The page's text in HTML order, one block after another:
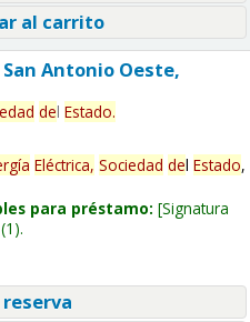
al carrito
Antonio Oeste,
del Estado.
Eléctrica, Sociedad del Estado,
para préstamo: Signatura
(1).